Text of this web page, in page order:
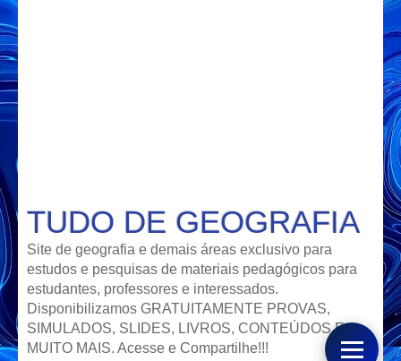
TUDO DE GEOGRAFIA
Site de geografia e demais áreas exclusivo para
estudos e pesquisas de materiais pedagógicos para
estudantes, professores e interessados.
Disponibilizamos GRATUITAMENTE PROVAS,
SIMULADOS, SLIDES, LIVROS, CONTEÚDOS E
MUITO MAIS. Acesse e Compartilhe!!!